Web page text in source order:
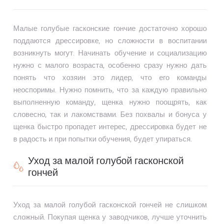
Малые голубые гасконские гончие достаточно хорошо
поддаются дрессировке, но сложности в воспитании
возникнуть могут. Начинать обучение и социализацию
нужно с малого возраста, особенно сразу нужно дать
понять что хозяин это лидер, что его команды
неоспоримы. Нужно помнить, что за каждую правильно
выполненную команду, щенка нужно поощрять, как
словесно, так и лакомствами. Без похвалы и бонуса у
щенка быстро пропадет интерес, дрессировка будет не
в радость и при попытки обучения, будет упираться.
Уход за малой голубой гасконской
гончей
Уход за малой голубой гасконской гончей не слишком
сложный. Покупая щенка у заводчиков, лучше уточнить